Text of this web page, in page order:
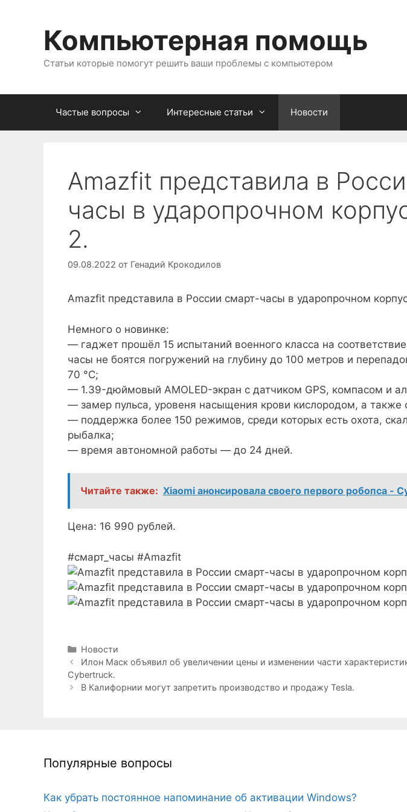
содержимомуКомпьютерная помощь
Статьи которые помогут решить ваши проблемы с компьютером
Частые вопросы Интересные статьи Новости
Amazfit представила в
часы в ударопрочном
2.
09.08.2022 от Генадий Крокодилов
Amazfit представила в России смарт-часы в ударопрочном
Немного о новинке:
— гаджет прошёл 15 испытаний военного класса на
часы не боятся погружений на глубину до 100 метров и
70 °C;
— 1.39-дюймовый AMOLED-экран с датчиком GPS, компасом и
— замер пульса, уровеня насыщения крови кислородом, а также
— поддержка более 150 режимов, среди которых есть охота,
рыбалка;
— время автономной работы — до 24 дней.
Читайте также: Xiaomi анонсировала своего первого робопса -
Цена: 16 990 рублей.
#смарт_часы #Amazfit
Рубрики
Новости
Илон Маск объявил об увеличении цены и изменении части
Cybertruck.
В Калифорнии могут запретить производство и продажу Tesla.
Популярные вопросы
Как убрать постоянное напоминание об активации Windows?